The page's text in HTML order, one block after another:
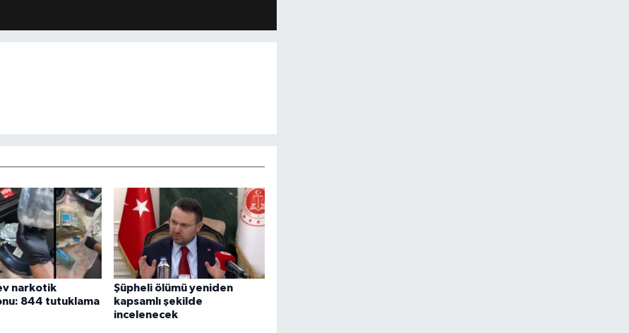
narkotik
844 tutuklama
Şüpheli ölümü yeniden
kapsamlı şekilde
incelenecek